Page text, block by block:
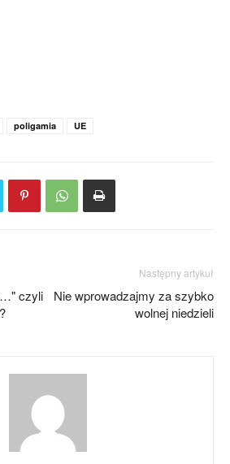
poligamia UE
czyli
Następny artykuł
Nie wprowadzajmy za szybko
wolnej niedzieli